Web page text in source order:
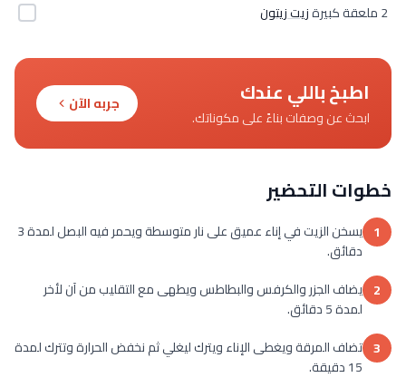
2 ملعقة كبيرة زيت زيتون
اطبخ باللي عندك
ابحث عن وصفات بناءً على مكوناتك.
جربه الآن
خطوات التحضير
1
يسخن الزيت في إناء عميق على نار متوسطة ويحمر فيه البصل لمدة 3
دقائق.
2 يضاف الجزر والكرفس والبطاطس ويطهى مع التقليب من آن لأخر
لمدة 5 دقائق.
3 تضاف المرقة ويغطى الإناء ويترك ليغلي ثم نخفض الحرارة وتترك لمدة
15 دقيقة.